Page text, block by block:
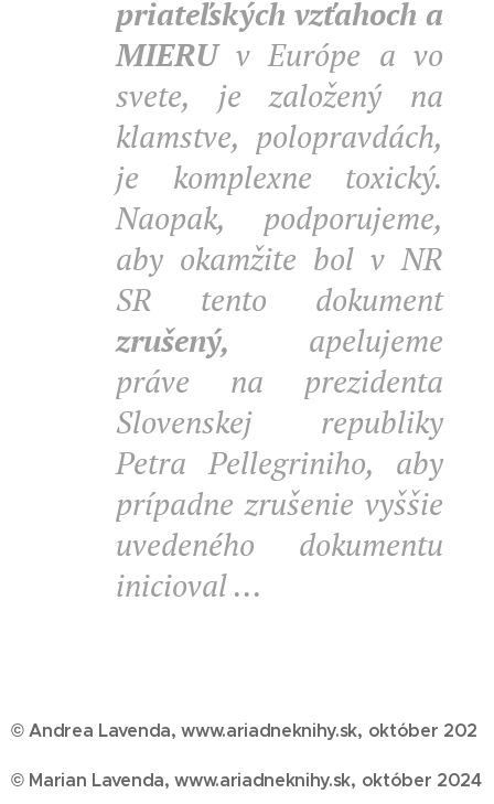
priateľských vzťahoch a
MIERUv Európe a vo
svete, je založený na
klamstve, polopravdách,
je komplexne toxický.
Naopak, podporujeme,
aby okamžite bol v NR
SR tento dokument
zrušený, apelujeme
práve na prezidenta
Slovenskej republiky
Petra Pellegriniho, aby
prípadne zrušenie vyššie
uvedeného dokumentu
inicioval ...
© Andrea Lavenda, www.ariadneknihy.sk, október 202
© Marian Lavenda, www.ariadneknihy.sk, október 2024